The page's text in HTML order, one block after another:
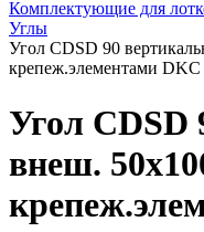
Комплектующие для
Углы
Угол CDSD 90
крепеж.элементами DKC
Угол CDSD
внеш.